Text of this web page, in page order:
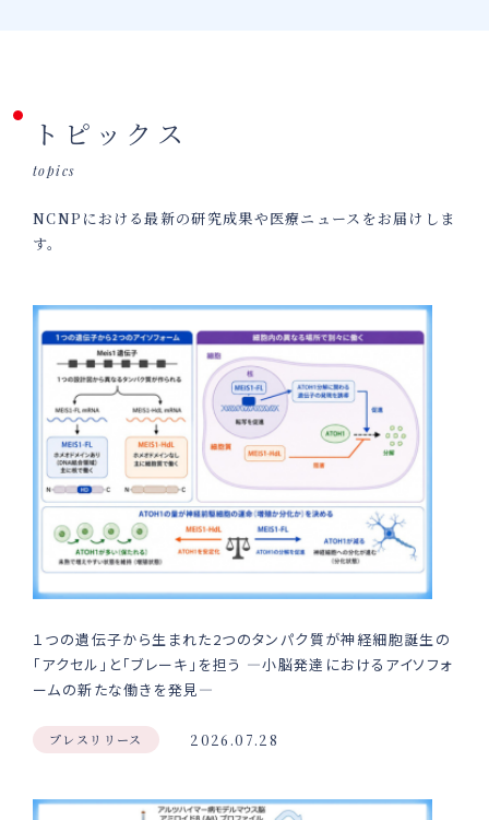
トピックス
topics
NCNPにおける最新の研究成果や医療ニュースをお届けしま
す。
１つの遺伝子から生まれた2つのタンパク質が神経細胞誕生の
「アクセル」と「ブレーキ」を担う ―小脳発達におけるアイソフォ
ームの新たな働きを発見―
プレスリリース 2026.07.28